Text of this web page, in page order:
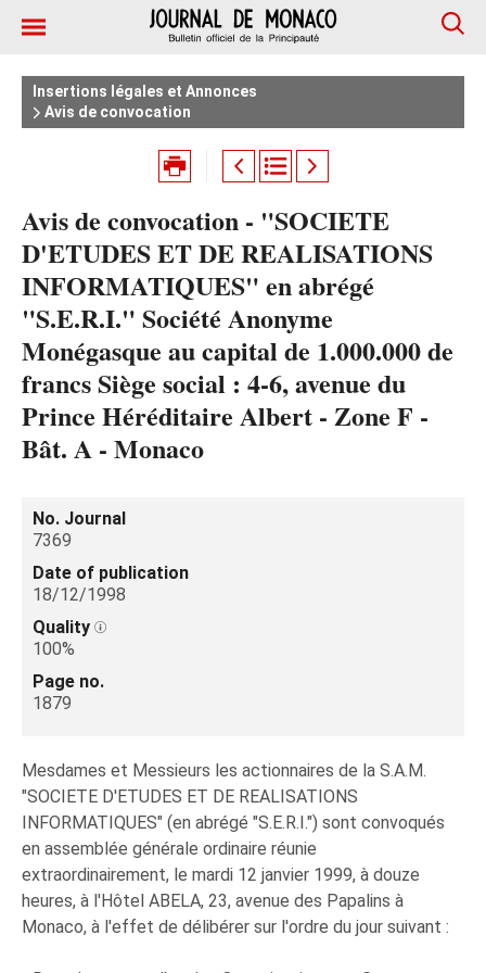
Insertions légales et Annonces
Avis de convocation
Avis de convocation - "SOCIETE
D'ETUDES ET DE REALISATIONS
INFORMATIQUES" en abrégé
"S.E.R.I." Société Anonyme
Monégasque au capital de 1.000.000 de
francs Siège social : 4-6, avenue du
Prince Héréditaire Albert - Zone F -
Bât. A - Monaco
No. Journal
7369
Date of publication
18/12/1998
Quality
100%
Page no.
1879
Mesdames et Messieurs les actionnaires de la S.A.M.
"SOCIETE D'ETUDES ET DE REALISATIONS
INFORMATIQUES" (en abrégé "S.E.R.I.") sont convoqués
en assemblée générale ordinaire réunie
extraordinairement, le mardi 12 janvier 1999, à douze
heures, à l'Hôtel ABELA, 23, avenue des Papalins à
Monaco, à l'effet de délibérer sur l'ordre du jour suivant :